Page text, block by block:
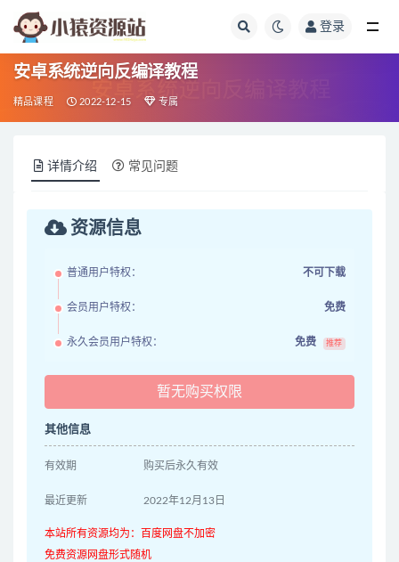
登录
安卓系统逆向反编译教程
精品课程 2022-12-15 专属
详情介绍 常见问题
资源信息
普通用户特权： 不可下载
会员用户特权： 免费
永久会员用户特权： 免费 推荐
暂无购买权限
其他信息
有效期 购买后永久有效
最近更新 2022年12月13日
本站所有资源均为：百度网盘不加密
免费资源网盘形式随机